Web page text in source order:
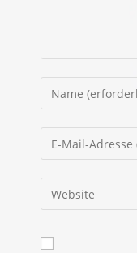
deinen
Namen
oder
Kommentieren
deine
E-
Mail-
zum
deine
URL